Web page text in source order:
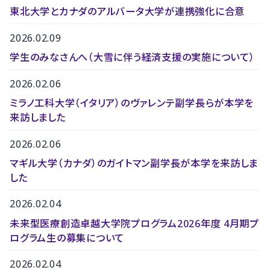
東北大学とカナダのアルバータ大学が連携強化に合意
2026.02.09
学生のみなさんへ（大雪に伴う経済支援の実施について）
2026.02.06
ミラノ工科大学（イタリア）のヴァレンテ副学長らが本学を
来訪しました
2026.02.06
マギル大学（カナダ）のガイトマン副学長が本学を来訪しま
した
2026.02.04
未来型医療創造卓越大学院プログラム2026年度 4月期プ
ログラム生の募集について
2026.02.04